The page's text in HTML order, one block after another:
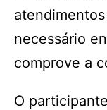
necessário
comprove a
O